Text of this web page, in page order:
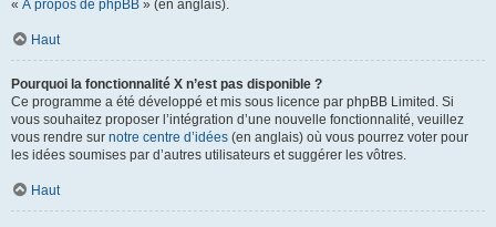
« À propos de phpBB » (en anglais).
Haut
Pourquoi la fonctionnalité X n’est pas disponible ?
Ce programme a été développé et mis sous licence par phpBB Limited. Si
vous souhaitez proposer l’intégration d’une nouvelle fonctionnalité, veuillez
vous rendre sur notre centre d’idées (en anglais) où vous pourrez voter pour
les idées soumises par d’autres utilisateurs et suggérer les vôtres.
Haut